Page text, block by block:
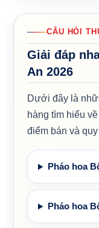
CÂU HỎI
Giải đáp
An 2026
Dưới đây là
hàng tìm hiểu
điểm bán và
Pháo hoa
Pháo hoa